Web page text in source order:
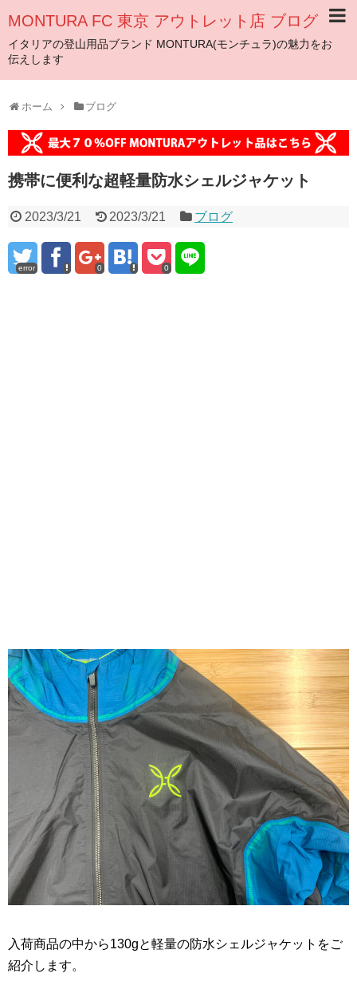
MONTURA FC 東京 アウトレット店 ブログ
イタリアの登山用品ブランド MONTURA(モンチュラ)の魅力をお
伝えします
ホーム ブログ
携帯に便利な超軽量防水シェルジャケット
2023/3/21 2023/3/21 ブログ
error 0 0
入荷商品の中から130gと軽量の防水シェルジャケットをご
紹介します。